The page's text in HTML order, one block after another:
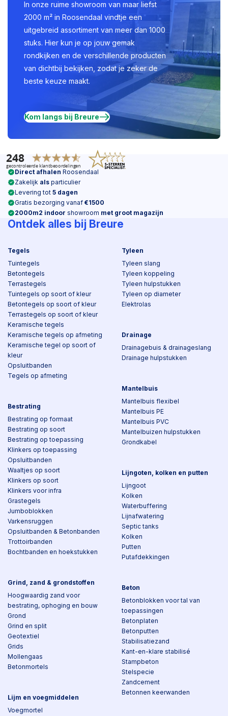
In onze ruime showroom van maar liefst
2000 m² in Roosendaal vindtje een
uitgebreid assortiment van meer dan 1000
stuks. Hier kun je op jouw gemak
rondkijken en de verschillende producten
van dichtbij bekijken, zodat je zeker de
beste keuze maakt.
Kom langs bij Breure
Direct afhalen Roosendaal
Zakelijk als particulier
Levering tot 5 dagen
Gratis bezorging vanaf €1500
2000m2 indoor showroom met groot magazijn
Ontdek alles bij Breure
Tegels
Tuintegels
Betontegels
Terrastegels
Tuintegels op soort of kleur
Betontegels op soort of kleur
Terrastegels op soort of kleur
Keramische tegels
Keramische tegels op afmeting
Keramische tegel op soort of
kleur
Opsluitbanden
Tegels op afmeting
Bestrating
Bestrating op formaat
Bestrating op soort
Bestrating op toepassing
Klinkers op toepassing
Opsluitbanden
Waaltjes op soort
Klinkers op soort
Klinkers voor infra
Grastegels
Jumboblokken
Varkensruggen
Opsluitbanden & Betonbanden
Trottoirbanden
Bochtbanden en hoekstukken
Grind, zand & grondstoffen
Hoogwaardig zand voor
bestrating, ophoging en bouw
Grond
Grind en split
Geotextiel
Grids
Mollengaas
Betonmortels
Lijm en voegmiddelen
Voegmortel
Tyleen
Tyleen slang
Tyleen koppeling
Tyleen hulpstukken
Tyleen op diameter
Elektrolas
Drainage
Drainagebuis & drainageslang
Drainage hulpstukken
Mantelbuis
Mantelbuis flexibel
Mantelbuis PE
Mantelbuis PVC
Mantelbuizen hulpstukken
Grondkabel
Lijngoten, kolken en putten
Lijngoot
Kolken
Waterbuffering
Lijnafwatering
Septic tanks
Kolken
Putten
Putafdekkingen
Beton
Betonblokken voor tal van
toepassingen
Betonplaten
Betonputten
Stabilisatiezand
Kant-en-klare stabilisé
Stampbeton
Stelspecie
Zandcement
Betonnen keerwanden